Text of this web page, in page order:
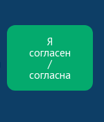
Я
согласен
/
согласна